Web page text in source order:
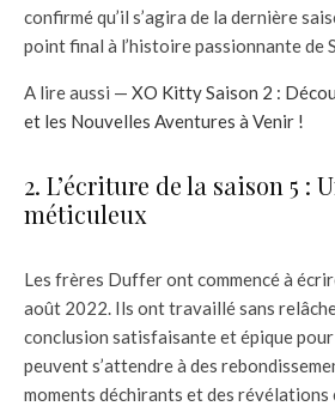
confirmé qu’il s’agira de la dernière
point final à l’histoire passionnante de
A lire aussi — XO Kitty Saison 2 :
et les Nouvelles Aventures à Venir !
2. L’écriture de la saison 5 :
méticuleux
Les frères Duffer ont commencé à
août 2022. Ils ont travaillé sans
conclusion satisfaisante et épique pour
peuvent s’attendre à des
moments déchirants et des révélations